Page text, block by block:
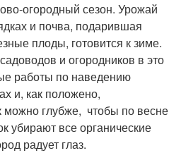
огородный сезон. Урожай
и почва, подарившая
плоды, готовится к зиме.
и огородников в это
работы по наведению
и, как положено,
можно глубже, чтобы по весне
убирают все органические
радует глаз.